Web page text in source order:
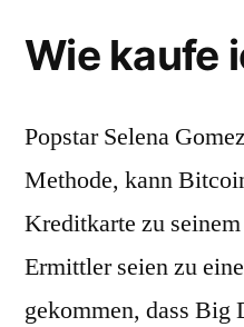
Wie kaufe
Popstar Selena
Methode, kann
Kreditkarte zu
Ermittler seien zu
gekommen, dass Big